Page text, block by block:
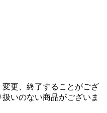
更、終了することがござ
いのない商品がございま